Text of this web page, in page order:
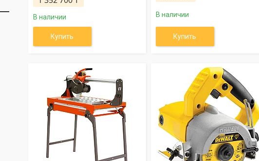
В наличии
Купить
В наличии
Купить